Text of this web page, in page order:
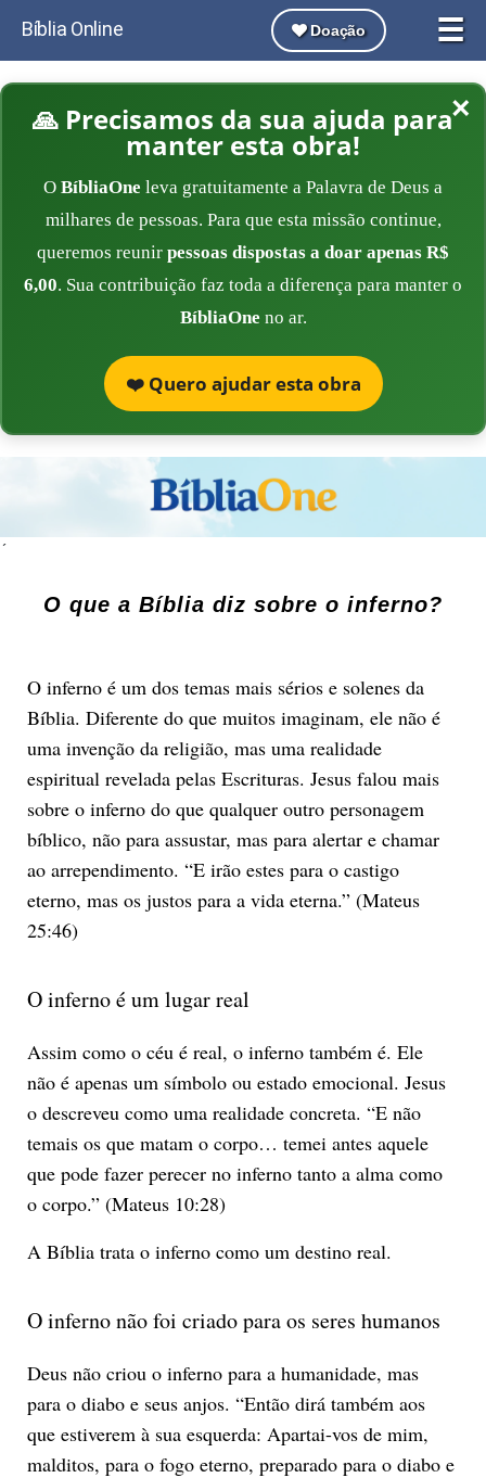
☰
Bíblia Online Doação
×
🙏 Precisamos da sua ajuda para
manter esta obra!
O BíbliaOne leva gratuitamente a Palavra de Deus a
milhares de pessoas. Para que esta missão continue,
queremos reunir pessoas dispostas a doar apenas R$
6,00. Sua contribuição faz toda a diferença para manter o
BíbliaOne no ar.
❤️ Quero ajudar esta obra
´
O que a Bíblia diz sobre o inferno?
O inferno é um dos temas mais sérios e solenes da
Bíblia. Diferente do que muitos imaginam, ele não é
uma invenção da religião, mas uma realidade
espiritual revelada pelas Escrituras. Jesus falou mais
sobre o inferno do que qualquer outro personagem
bíblico, não para assustar, mas para alertar e chamar
ao arrependimento. “E irão estes para o castigo
eterno, mas os justos para a vida eterna.” (Mateus
25:46)
O inferno é um lugar real
Assim como o céu é real, o inferno também é. Ele
não é apenas um símbolo ou estado emocional. Jesus
o descreveu como uma realidade concreta. “E não
temais os que matam o corpo… temei antes aquele
que pode fazer perecer no inferno tanto a alma como
o corpo.” (Mateus 10:28)
A Bíblia trata o inferno como um destino real.
O inferno não foi criado para os seres humanos
Deus não criou o inferno para a humanidade, mas
para o diabo e seus anjos. “Então dirá também aos
que estiverem à sua esquerda: Apartai-vos de mim,
malditos, para o fogo eterno, preparado para o diabo e